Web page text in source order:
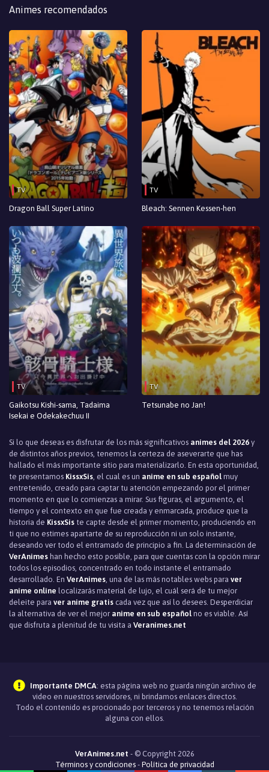
Animes recomendados
TV
Dragon Ball Super Latino
TV
Bleach: Sennen Kessen-hen
TV
Gaikotsu Kishi-sama, Tadaima
Isekai e Odekakechuu II
TV
Tetsunabe no Jan!
Si lo que deseas es disfrutar de los más significativos animes del 2026 y
de distintos años previos, tenemos la certeza de aseverarte que has
hallado el más importante sitio para materializarlo. En esta oportunidad,
te presentamos KissxSis , el cual es un anime en sub español muy
entretenido, creado para captar tu atención empezando por el primer
momento en que lo comienzas a mirar. Sus figuras, el argumento, el
tiempo y el contexto en que fue creada y enmarcada, produce que la
historia de KissxSis te capte desde el primer momento, produciendo en
ti que no estimes apartarte de su reproducción ni un solo instante,
deseando ver todo el entramado de principio a fin. La determinación de
VerAnimes han hecho esto posible, para que cuentas con la opción mirar
todos los episodios, concentrado en todo instante el entramado
desarrollado. En VerAnimes , una de las más notables webs para ver
anime online localizarás material de lujo, el cuál será de tu mejor
deleite para ver anime gratis cada vez que así lo desees. Desperdiciar
la alternativa de ver el mejor anime en sub español no es viable. Así
que disfruta a plenitud de tu visita a Veranimes.net
Importante DMCA: esta página web no guarda ningún archivo de
video en nuestros servidores, ni brindamos enlaces directos.
Todo el contenido es procionado por terceros y no tenemos relación
alguna con ellos.
VerAnimes.net - © Copyright 2026
Términos y condiciones- Política de privacidad